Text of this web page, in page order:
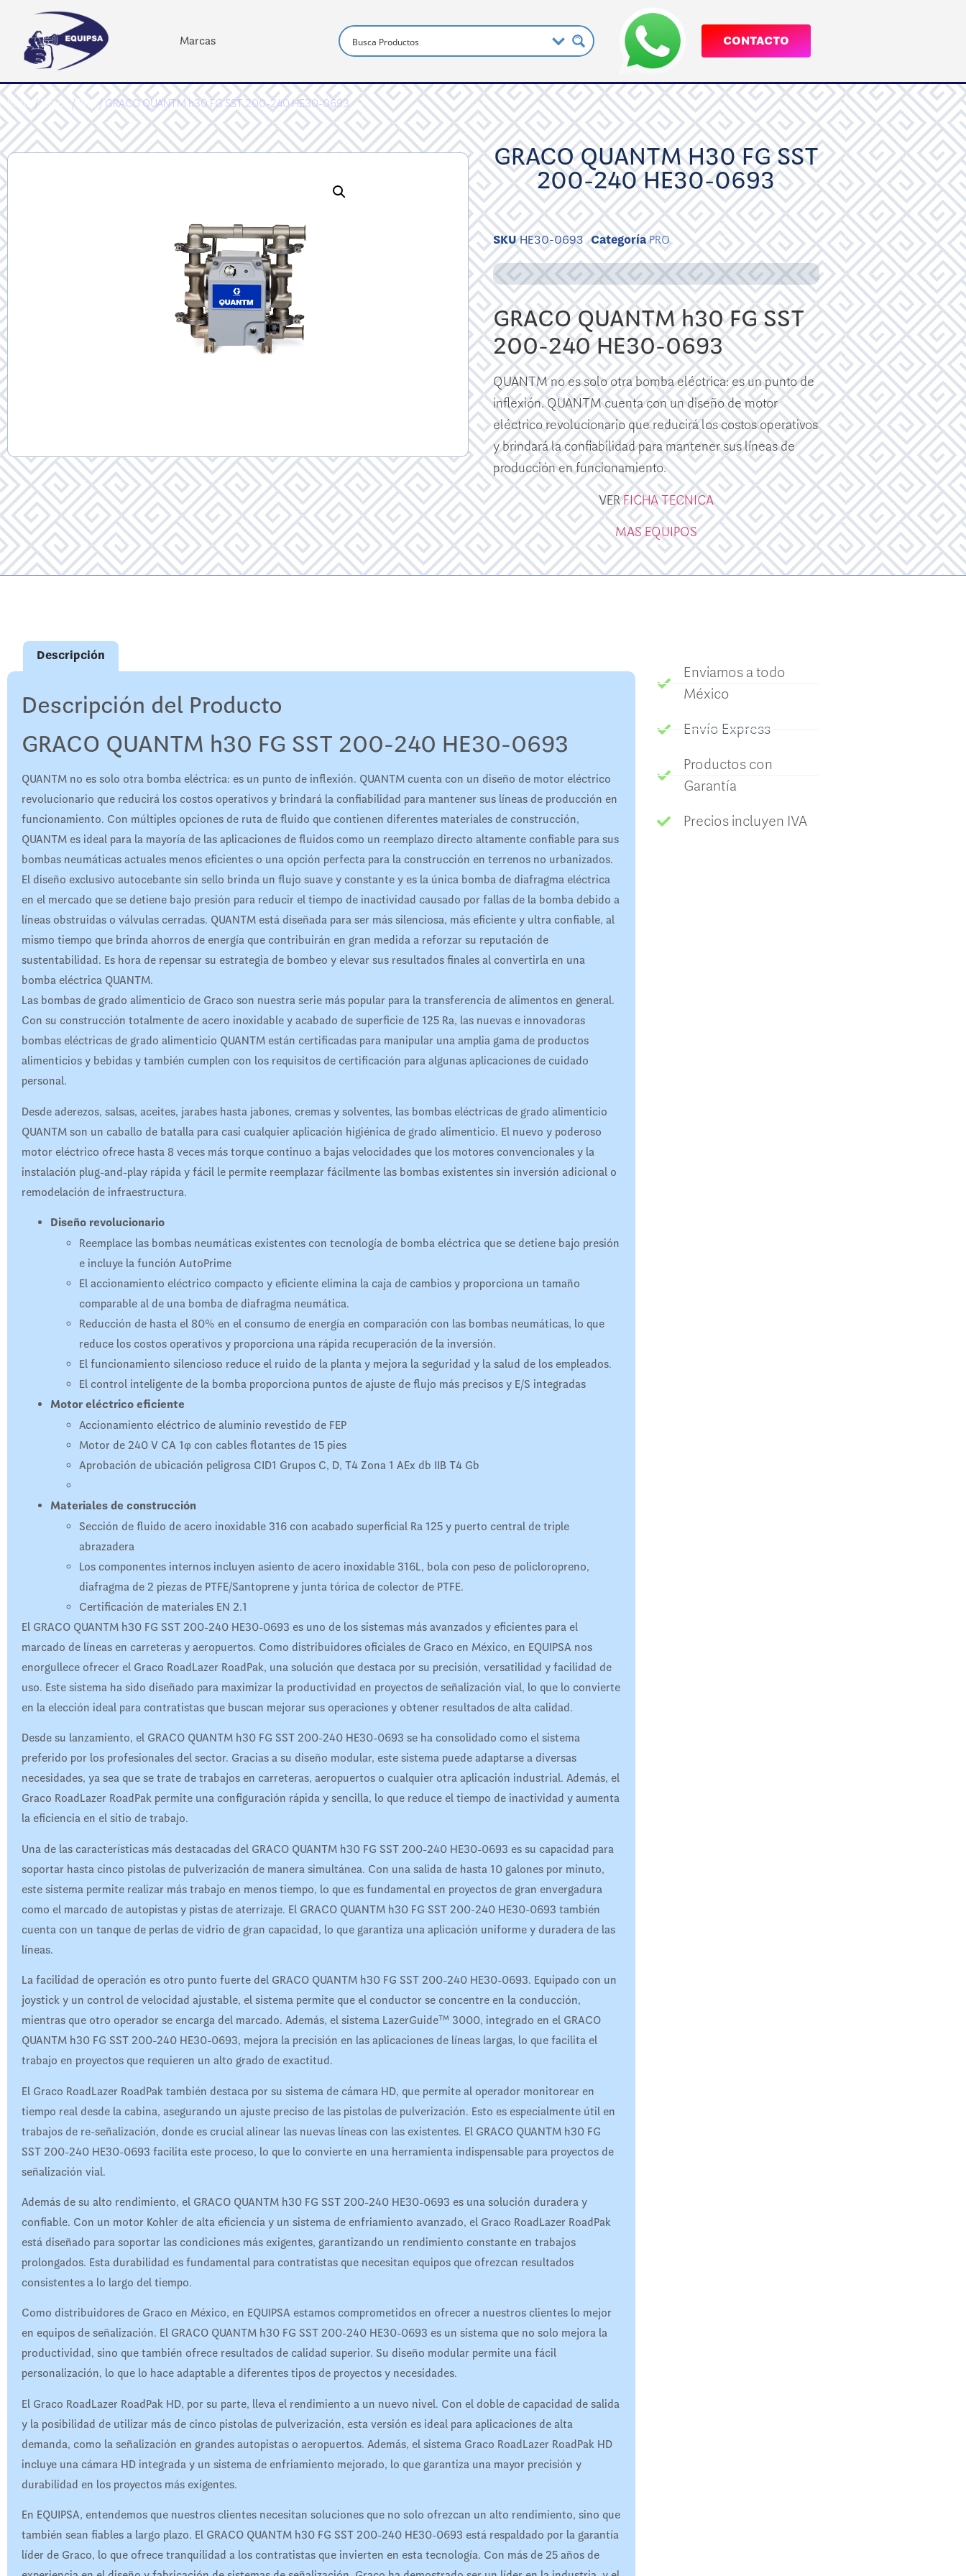
Marcas CONTACTO
Inicio/Graco/PRO/ GRACO QUANTM h30 FG SST 200-240 HE30-0693
GRACO QUANTM H30 FG SST
200-240 HE30-0693
SKUHE30-0693 CategoríaPRO
GRACO QUANTM h30 FG SST
200-240 HE30-0693
QUANTM no es solo otra bomba eléctrica: es un punto de
inflexión. QUANTM cuenta con un diseño de motor
eléctrico revolucionario que reducirá los costos operativos
y brindará la confiabilidad para mantener sus líneas de
producción en funcionamiento.
VERFICHA TECNICA
MAS EQUIPOS
Descripción
Descripción del Producto
GRACO QUANTM h30 FG SST 200-240 HE30-0693
QUANTM no es solo otra bomba eléctrica: es un punto de inflexión. QUANTM cuenta con un diseño de motor eléctrico
revolucionario que reducirá los costos operativos y brindará la confiabilidad para mantener sus líneas de producción en
funcionamiento. Con múltiples opciones de ruta de fluido que contienen diferentes materiales de construcción,
QUANTM es ideal para la mayoría de las aplicaciones de fluidos como un reemplazo directo altamente confiable para sus
bombas neumáticas actuales menos eficientes o una opción perfecta para la construcción en terrenos no urbanizados.
El diseño exclusivo autocebante sin sello brinda un flujo suave y constante y es la única bomba de diafragma eléctrica
en el mercado que se detiene bajo presión para reducir el tiempo de inactividad causado por fallas de la bomba debido a
líneas obstruidas o válvulas cerradas. QUANTM está diseñada para ser más silenciosa, más eficiente y ultra confiable, al
mismo tiempo que brinda ahorros de energía que contribuirán en gran medida a reforzar su reputación de
sustentabilidad. Es hora de repensar su estrategia de bombeo y elevar sus resultados finales al convertirla en una
bomba eléctrica QUANTM.
Las bombas de grado alimenticio de Graco son nuestra serie más popular para la transferencia de alimentos en general.
Con su construcción totalmente de acero inoxidable y acabado de superficie de 125 Ra, las nuevas e innovadoras
bombas eléctricas de grado alimenticio QUANTM están certificadas para manipular una amplia gama de productos
alimenticios y bebidas y también cumplen con los requisitos de certificación para algunas aplicaciones de cuidado
personal.
Desde aderezos, salsas, aceites, jarabes hasta jabones, cremas y solventes, las bombas eléctricas de grado alimenticio
QUANTM son un caballo de batalla para casi cualquier aplicación higiénica de grado alimenticio. El nuevo y poderoso
motor eléctrico ofrece hasta 8 veces más torque continuo a bajas velocidades que los motores convencionales y la
instalación plug-and-play rápida y fácil le permite reemplazar fácilmente las bombas existentes sin inversión adicional o
remodelación de infraestructura.
Diseño revolucionario
Reemplace las bombas neumáticas existentes con tecnología de bomba eléctrica que se detiene bajo presión
e incluye la función AutoPrime
El accionamiento eléctrico compacto y eficiente elimina la caja de cambios y proporciona un tamaño
comparable al de una bomba de diafragma neumática.
Reducción de hasta el 80% en el consumo de energía en comparación con las bombas neumáticas, lo que
reduce los costos operativos y proporciona una rápida recuperación de la inversión.
El funcionamiento silencioso reduce el ruido de la planta y mejora la seguridad y la salud de los empleados.
El control inteligente de la bomba proporciona puntos de ajuste de flujo más precisos y E/S integradas
Motor eléctrico eficiente
Accionamiento eléctrico de aluminio revestido de FEP
Motor de 240 V CA 1φ con cables flotantes de 15 pies
Aprobación de ubicación peligrosa CID1 Grupos C, D, T4 Zona 1 AEx db IIB T4 Gb
Materiales de construcción
Sección de fluido de acero inoxidable 316 con acabado superficial Ra 125 y puerto central de triple
abrazadera
Los componentes internos incluyen asiento de acero inoxidable 316L, bola con peso de policloropreno,
diafragma de 2 piezas de PTFE/Santoprene y junta tórica de colector de PTFE.
Certificación de materiales EN 2.1
El GRACO QUANTM h30 FG SST 200-240 HE30-0693 es uno de los sistemas más avanzados y eficientes para el
marcado de líneas en carreteras y aeropuertos. Como distribuidores oficiales de Graco en México, en EQUIPSA nos
enorgullece ofrecer el Graco RoadLazer RoadPak, una solución que destaca por su precisión, versatilidad y facilidad de
uso. Este sistema ha sido diseñado para maximizar la productividad en proyectos de señalización vial, lo que lo convierte
en la elección ideal para contratistas que buscan mejorar sus operaciones y obtener resultados de alta calidad.
Desde su lanzamiento, el GRACO QUANTM h30 FG SST 200-240 HE30-0693 se ha consolidado como el sistema
preferido por los profesionales del sector. Gracias a su diseño modular, este sistema puede adaptarse a diversas
necesidades, ya sea que se trate de trabajos en carreteras, aeropuertos o cualquier otra aplicación industrial. Además, el
Graco RoadLazer RoadPak permite una configuración rápida y sencilla, lo que reduce el tiempo de inactividad y aumenta
la eficiencia en el sitio de trabajo.
Una de las características más destacadas del GRACO QUANTM h30 FG SST 200-240 HE30-0693 es su capacidad para
soportar hasta cinco pistolas de pulverización de manera simultánea. Con una salida de hasta 10 galones por minuto,
este sistema permite realizar más trabajo en menos tiempo, lo que es fundamental en proyectos de gran envergadura
como el marcado de autopistas y pistas de aterrizaje. El GRACO QUANTM h30 FG SST 200-240 HE30-0693 también
cuenta con un tanque de perlas de vidrio de gran capacidad, lo que garantiza una aplicación uniforme y duradera de las
líneas.
La facilidad de operación es otro punto fuerte del GRACO QUANTM h30 FG SST 200-240 HE30-0693. Equipado con un
joystick y un control de velocidad ajustable, el sistema permite que el conductor se concentre en la conducción,
mientras que otro operador se encarga del marcado. Además, el sistema LazerGuide™ 3000, integrado en el GRACO
QUANTM h30 FG SST 200-240 HE30-0693, mejora la precisión en las aplicaciones de líneas largas, lo que facilita el
trabajo en proyectos que requieren un alto grado de exactitud.
El Graco RoadLazer RoadPak también destaca por su sistema de cámara HD, que permite al operador monitorear en
tiempo real desde la cabina, asegurando un ajuste preciso de las pistolas de pulverización. Esto es especialmente útil en
trabajos de re-señalización, donde es crucial alinear las nuevas líneas con las existentes. El GRACO QUANTM h30 FG
SST 200-240 HE30-0693 facilita este proceso, lo que lo convierte en una herramienta indispensable para proyectos de
señalización vial.
Además de su alto rendimiento, el GRACO QUANTM h30 FG SST 200-240 HE30-0693 es una solución duradera y
confiable. Con un motor Kohler de alta eficiencia y un sistema de enfriamiento avanzado, el Graco RoadLazer RoadPak
está diseñado para soportar las condiciones más exigentes, garantizando un rendimiento constante en trabajos
prolongados. Esta durabilidad es fundamental para contratistas que necesitan equipos que ofrezcan resultados
consistentes a lo largo del tiempo.
Como distribuidores de Graco en México, en EQUIPSA estamos comprometidos en ofrecer a nuestros clientes lo mejor
en equipos de señalización. El GRACO QUANTM h30 FG SST 200-240 HE30-0693 es un sistema que no solo mejora la
productividad, sino que también ofrece resultados de calidad superior. Su diseño modular permite una fácil
personalización, lo que lo hace adaptable a diferentes tipos de proyectos y necesidades.
El Graco RoadLazer RoadPak HD, por su parte, lleva el rendimiento a un nuevo nivel. Con el doble de capacidad de salida
y la posibilidad de utilizar más de cinco pistolas de pulverización, esta versión es ideal para aplicaciones de alta
demanda, como la señalización en grandes autopistas o aeropuertos. Además, el sistema Graco RoadLazer RoadPak HD
incluye una cámara HD integrada y un sistema de enfriamiento mejorado, lo que garantiza una mayor precisión y
durabilidad en los proyectos más exigentes.
En EQUIPSA, entendemos que nuestros clientes necesitan soluciones que no solo ofrezcan un alto rendimiento, sino que
también sean fiables a largo plazo. El GRACO QUANTM h30 FG SST 200-240 HE30-0693 está respaldado por la garantía
líder de Graco, lo que ofrece tranquilidad a los contratistas que invierten en esta tecnología. Con más de 25 años de
Enviamos a todo
México
Envío Express
Productos con
Garantía
Precios incluyen IVA